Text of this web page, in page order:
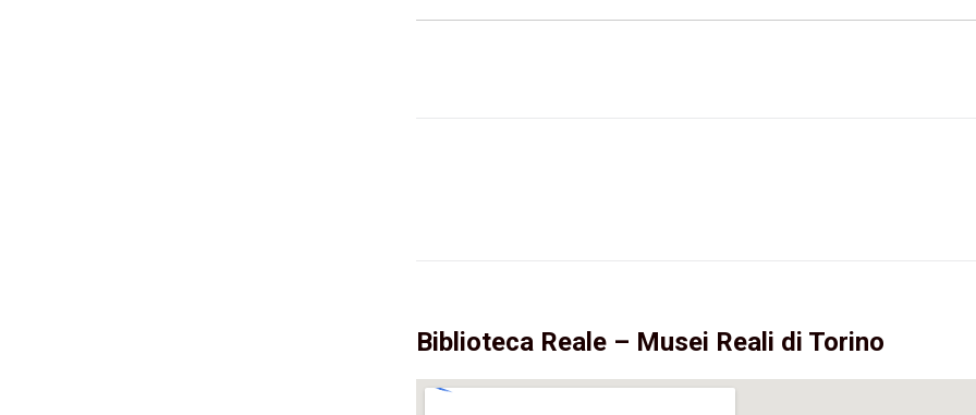
Biblioteca Reale – Musei Reali di Torino